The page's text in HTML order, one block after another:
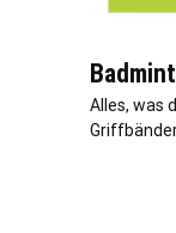
Alles, was